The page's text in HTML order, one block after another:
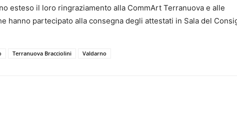
esteso il loro ringraziamento alla CommArt Terranuova e alle
hanno partecipato alla consegna degli attestati in Sala del
Terranuova Bracciolini Valdarno